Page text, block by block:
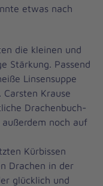
etwas nach
die kleinen und
Stärkung. Passend
Linsensuppe
Krause
Drachenbuch-
noch auf
Kürbissen
Drachen in der
glücklich und